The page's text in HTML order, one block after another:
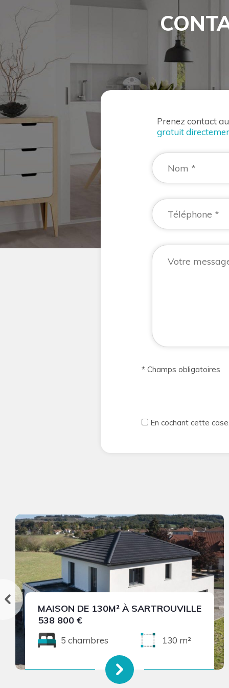
Prenez contact
gratuit
* Champs obligatoires
En cochant cette
MAISON DE 130M² À SARTROUVILLE
538 800 €
5 chambres 130 m²